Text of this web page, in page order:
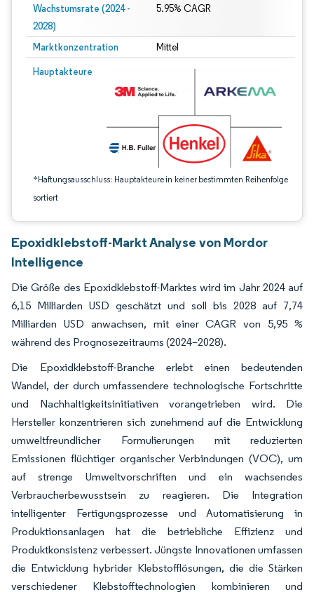
Wachstumsrate (2024 -
2028)
5.95% CAGR
Marktkonzentration Mittel
Hauptakteure
*Haftungsausschluss: Hauptakteure in keiner bestimmten Reihenfolge
sortiert
Bild © Mordor Intelligence. Wiederverwendung erfordert Namensnennung
Epoxidklebstoff-Markt Analyse von Mordor
Intelligence
Die Größe des Epoxidklebstoff-Marktes wird im Jahr 2024 auf
6,15 Milliarden USD geschätzt und soll bis 2028 auf 7,74
Milliarden USD anwachsen, mit einer CAGR von 5,95 %
während des Prognosezeitraums (2024–2028).
Die Epoxidklebstoff-Branche erlebt einen bedeutenden
Wandel, der durch umfassendere technologische Fortschritte
und Nachhaltigkeitsinitiativen vorangetrieben wird. Die
Hersteller konzentrieren sich zunehmend auf die Entwicklung
umweltfreundlicher Formulierungen mit reduzierten
Emissionen flüchtiger organischer Verbindungen (VOC), um
auf strenge Umweltvorschriften und ein wachsendes
Verbraucherbewusstsein zu reagieren. Die Integration
intelligenter Fertigungsprozesse und Automatisierung in
Produktionsanlagen hat die betriebliche Effizienz und
Produktkonsistenz verbessert. Jüngste Innovationen umfassen
die Entwicklung hybrider Klebstofflösungen, die die Stärken
verschiedener Klebstofftechnologien kombinieren und